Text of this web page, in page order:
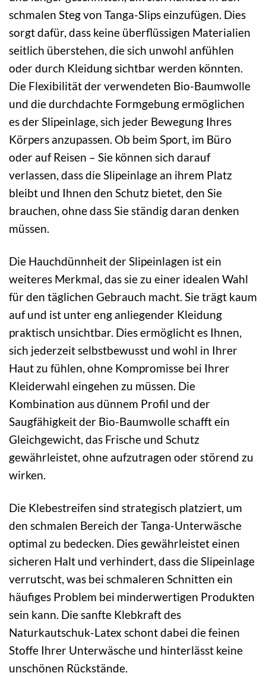
schmalen Steg von Tanga-Slips einzufügen. Dies
sorgt dafür, dass keine überflüssigen Materialien
seitlich überstehen, die sich unwohl anfühlen
oder durch Kleidung sichtbar werden könnten.
Die Flexibilität der verwendeten Bio-Baumwolle
und die durchdachte Formgebung ermöglichen
es der Slipeinlage, sich jeder Bewegung Ihres
Körpers anzupassen. Ob beim Sport, im Büro
oder auf Reisen – Sie können sich darauf
verlassen, dass die Slipeinlage an ihrem Platz
bleibt und Ihnen den Schutz bietet, den Sie
brauchen, ohne dass Sie ständig daran denken
müssen.
Die Hauchdünnheit der Slipeinlagen ist ein
weiteres Merkmal, das sie zu einer idealen Wahl
für den täglichen Gebrauch macht. Sie trägt kaum
auf und ist unter eng anliegender Kleidung
praktisch unsichtbar. Dies ermöglicht es Ihnen,
sich jederzeit selbstbewusst und wohl in Ihrer
Haut zu fühlen, ohne Kompromisse bei Ihrer
Kleiderwahl eingehen zu müssen. Die
Kombination aus dünnem Profil und der
Saugfähigkeit der Bio-Baumwolle schafft ein
Gleichgewicht, das Frische und Schutz
gewährleistet, ohne aufzutragen oder störend zu
wirken.
Die Klebestreifen sind strategisch platziert, um
den schmalen Bereich der Tanga-Unterwäsche
optimal zu bedecken. Dies gewährleistet einen
sicheren Halt und verhindert, dass die Slipeinlage
verrutscht, was bei schmaleren Schnitten ein
häufiges Problem bei minderwertigen Produkten
sein kann. Die sanfte Klebkraft des
Naturkautschuk-Latex schont dabei die feinen
Stoffe Ihrer Unterwäsche und hinterlässt keine
unschönen Rückstände.